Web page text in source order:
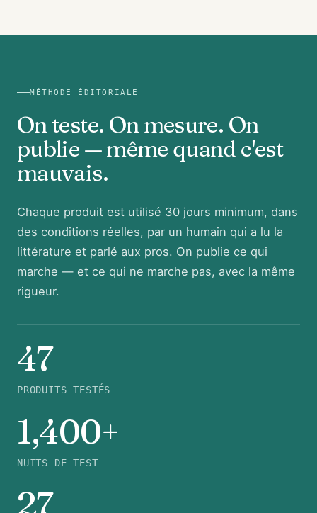
MÉTHODE ÉDITORIALE
On teste. On mesure. On
publie — même quand c'est
mauvais.
Chaque produit est utilisé 30 jours minimum, dans
des conditions réelles, par un humain qui a lu la
littérature et parlé aux pros. On publie ce qui
marche — et ce qui ne marche pas, avec la même
rigueur.
47
PRODUITS TESTÉS
1,400+
NUITS DE TEST
27